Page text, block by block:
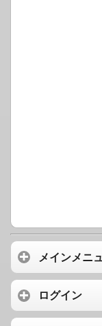
メインメニ
ログイン